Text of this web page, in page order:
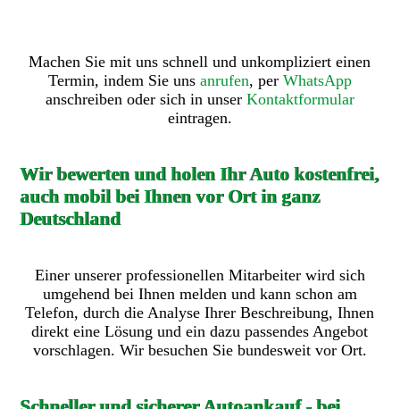
Machen Sie mit uns schnell und unkompliziert einen
Termin, indem Sie uns anrufen, per WhatsApp
anschreiben oder sich in unser Kontaktformular
eintragen.
Wir bewerten und holen Ihr Auto kostenfrei,
auch mobil bei Ihnen vor Ort in ganz
Deutschland
Einer unserer professionellen Mitarbeiter wird sich
umgehend bei Ihnen melden und kann schon am
Telefon, durch die Analyse Ihrer Beschreibung, Ihnen
direkt eine Lösung und ein dazu passendes Angebot
vorschlagen. Wir besuchen Sie bundesweit vor Ort.